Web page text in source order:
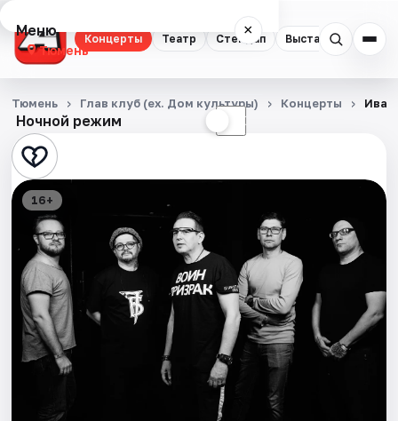
Концерты Театр Стендап Выставки
Меню ×
Тюмень
Концерты
Театр
Стендап
Выставки
Квесты
Экскурсии
Спорт
Ночной режим ☾
Тюмень Глав клуб (ex. Дом культуры) Концерты Иван
16+